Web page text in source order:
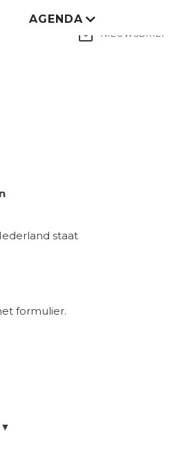
mail_outline NIEUWSBRIEF
AGENDA
staat
formulier.